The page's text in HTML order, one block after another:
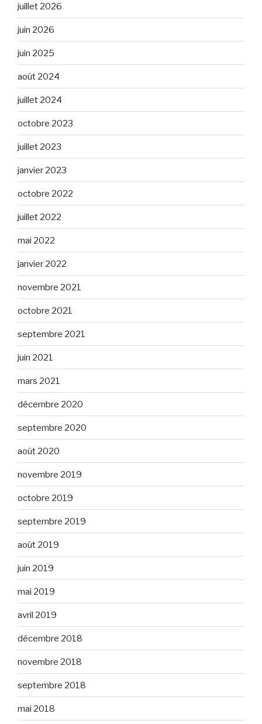
juillet 2026
juin 2026
juin 2025
août 2024
juillet 2024
octobre 2023
juillet 2023
janvier 2023
octobre 2022
juillet 2022
mai 2022
janvier 2022
novembre 2021
octobre 2021
septembre 2021
juin 2021
mars 2021
décembre 2020
septembre 2020
août 2020
novembre 2019
octobre 2019
septembre 2019
août 2019
juin 2019
mai 2019
avril 2019
décembre 2018
novembre 2018
septembre 2018
mai 2018